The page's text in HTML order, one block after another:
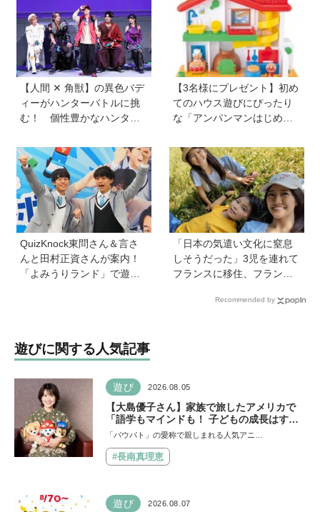
ザ・ダイノ・ムービー』で
はあきらめなければ何でも
できると子どもに知ってほ
しい
【人間 ✕ 角獣】の異色バデ
ィーがハンターバトルに挑
む！ 個性豊かなハンター
R.E.D.」第２弾『角醒(かく
せい)ハンターオメガホー
ン』が放送開始！
【3名様にプレゼント】初め
てのハウス遊びにぴったり
な「アンパンマンはじめて
と指先あそびが盛りだくさ
ん♪
QuizKnock東問さん＆言さ
んと田村正資さんが案内！
「よみうりランド」で遊び
「日本の気遣い文化に窒息
しそうだった」3児を連れて
フランスに移住、フランス
りがたみ【vol.13】
Recommended by
遊びに関する人気記事
遊び 2026.08.05
【大島優子さん】家族で旅したアメリカで
「語学もマインドも！ 子どもの成長はすご
かった」声優をつとめた映画『パウ・パトロ
なければ何でもできると子どもに知ってほし
い
「パウパト」の愛称で親しまれる人気アニ…
#長南真理恵
遊び 2026.08.07